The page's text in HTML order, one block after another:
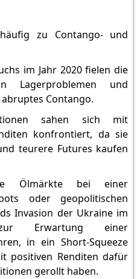
zu Contango- und
im Jahr 2020 fielen die
Lagerproblemen und
Contango.
sahen sich mit
konfrontiert, da sie
teurere Futures kaufen
Ölmärkte bei einer
oder geopolitischen
Invasion der Ukraine im
Erwartung einer
in ein Short-Squeeze
positiven Renditen dafür
gerollt haben.